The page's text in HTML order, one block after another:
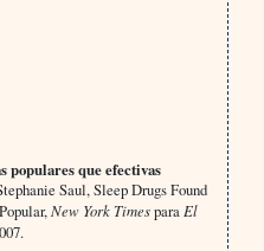
populares que efectivas
Saul, Sleep Drugs Found
New York Timespara El